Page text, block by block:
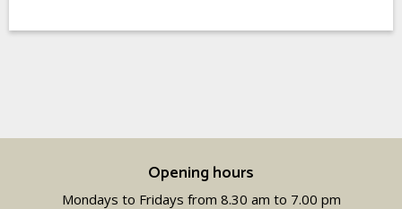
Opening hours
Mondays to Fridays from 8.30 am to 7.00 pm